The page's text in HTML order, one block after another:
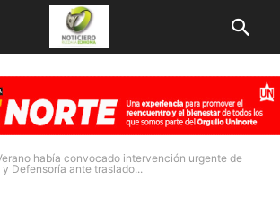
había convocado intervención urgente de
Defensoría ante traslado...